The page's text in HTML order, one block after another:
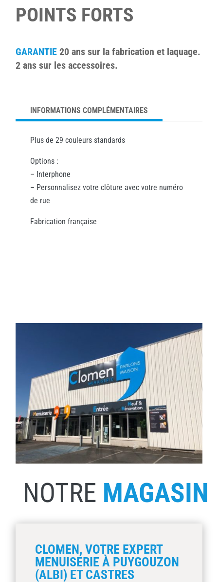
POINTS FORTS
GARANTIE 20 ans sur la fabrication et laquage.
2 ans sur les accessoires.
INFORMATIONS COMPLÉMENTAIRES
Plus de 29 couleurs standards
Options :
– Interphone
– Personnalisez votre clôture avec votre numéro
de rue
Fabrication française
NOTRE MAGASIN
CLOMEN, VOTRE EXPERT
MENUISERIE À PUYGOUZON
(ALBI) ET CASTRES